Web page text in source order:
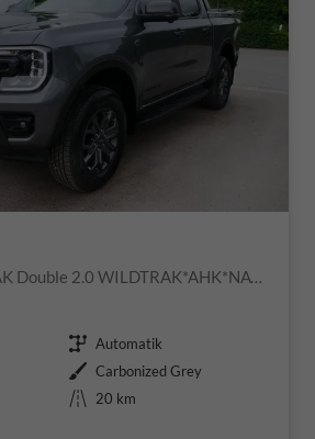
EcoBlue WILDTRAK Double 2.0 WILDTRAK*AHK*NAVI*LED*PDC*KAMERA*TEMPOMAT*SHZ*KLIMA
Getriebe Automatik
Außenfarbe Carbonized Grey
Kilometerstand
20 km